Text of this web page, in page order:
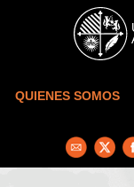
Skip to main content
QUIENES SOMOS